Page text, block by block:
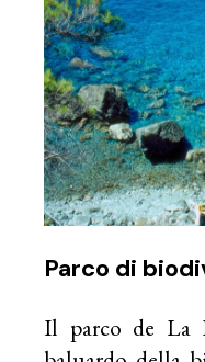
Parco di
Il parco de La